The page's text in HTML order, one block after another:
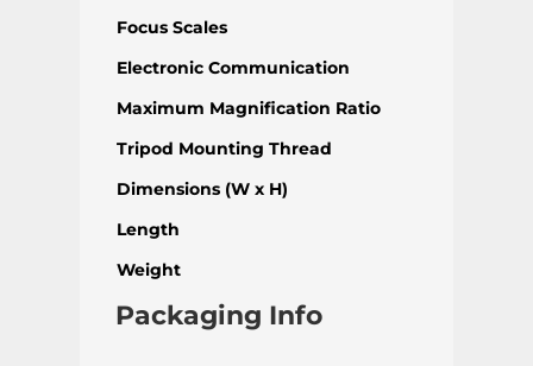
Focus Scales
Electronic Communication
Maximum Magnification Ratio
Tripod Mounting Thread
Dimensions (W x H)
Length
Weight
Packaging Info